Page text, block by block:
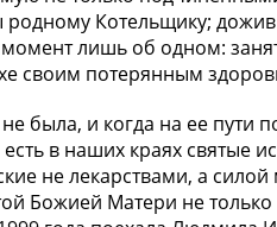
родному Котельщику;
лишь об одном:
своим потерянным
была, и когда на ее пути
в наших краях святые
не лекарствами, а
Божией Матери не только